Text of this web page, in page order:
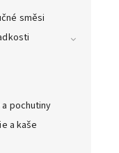
směsi
pochutiny
a kaše